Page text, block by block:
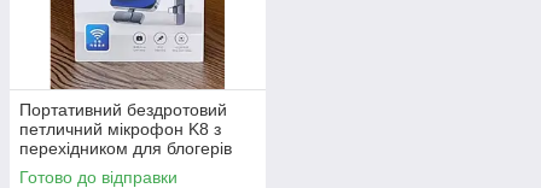
Портативний бездротовий
петличний мікрофон K8 з
перехідником для блогерів
SV227
Готово до відправки